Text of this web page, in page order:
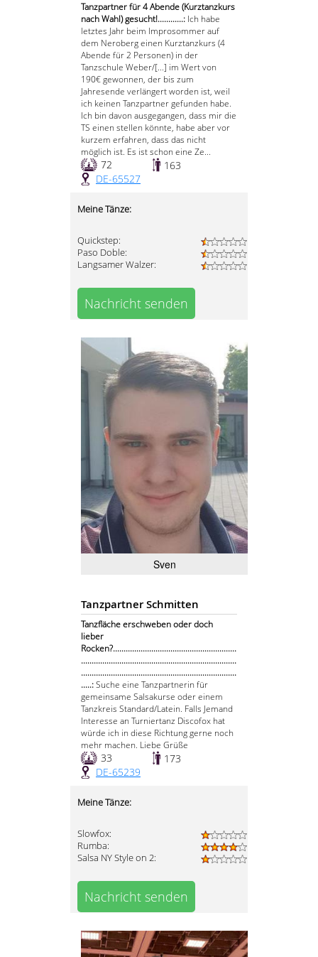
Tanzpartner für 4 Abende (Kurztanzkurs
nach Wahl) gesucht!............: Ich habe
letztes Jahr beim Improsommer auf
dem Neroberg einen Kurztanzkurs (4
Abende für 2 Personen) in der
Tanzschule Weber/[...] im Wert von
190€ gewonnen, der bis zum
Jahresende verlängert worden ist, weil
ich keinen Tanzpartner gefunden habe.
Ich bin davon ausgegangen, dass mir die
TS einen stellen könnte, habe aber vor
kurzem erfahren, dass das nicht
möglich ist. Es ist schon eine Ze...
72
163
DE-65527
Meine Tänze:
Quickstep:
Paso Doble:
Langsamer Walzer:
Nachricht senden
Sven
Tanzpartner Schmitten
Tanzfläche erschweben oder doch
lieber
Rocken?..........................................................
.........................................................................
.........................................................................
.....:Suche eine Tanzpartnerin für
gemeinsame Salsakurse oder einem
Tanzkreis Standard/Latein. Falls Jemand
Interesse an Turniertanz Discofox hat
würde ich in diese Richtung gerne noch
mehr machen. Liebe Grüße
33
173
DE-65239
Meine Tänze:
Slowfox:
Rumba:
Salsa NY Style on 2:
Nachricht senden